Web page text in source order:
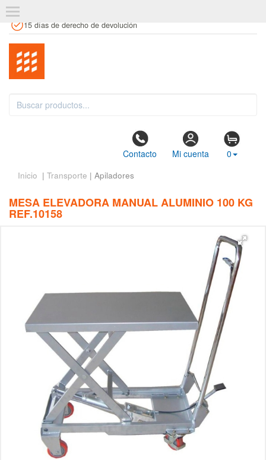
15 días de derecho de devolución
Contacto Mi cuenta 0
Inicio | Transporte | Apiladores
MESA ELEVADORA MANUAL ALUMINIO 100 KG
REF.10158